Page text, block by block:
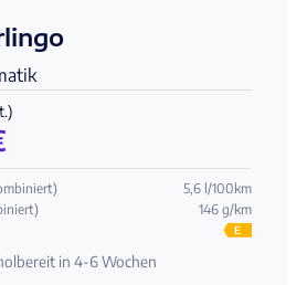
5,6 l/100km
146 g/km
E
in 4-6 Wochen